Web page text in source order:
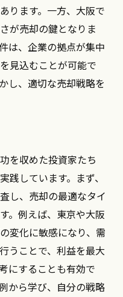
ります。一方、大阪で
が売却の鍵となりま
は、企業の拠点が集中
見込むことが可能で
し、適切な売却戦略を
を収めた投資家たち
践しています。まず、
し、売却の最適なタイ
。例えば、東京や大阪
変化に敏感になり、需
うことで、利益を最大
にすることも有効で
から学び、自分の戦略